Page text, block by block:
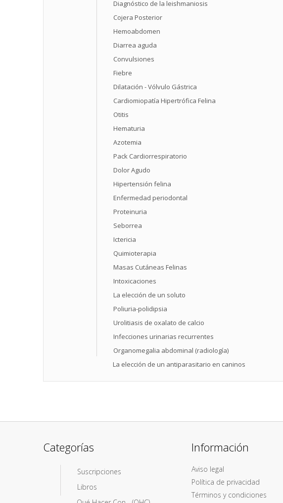
Diagnóstico de la leishmaniosis
Cojera Posterior
Hemoabdomen
Diarrea aguda
Convulsiones
Fiebre
Dilatación - Vólvulo Gástrica
Cardiomiopatía Hipertrófica Felina
Otitis
Hematuria
Azotemia
Pack Cardiorrespiratorio
Dolor Agudo
Hipertensión felina
Enfermedad periodontal
Proteinuria
Seborrea
Ictericia
Quimioterapia
Masas Cutáneas Felinas
Intoxicaciones
La elección de un soluto
Poliuria-polidipsia
Urolitiasis de oxalato de calcio
Infecciones urinarias recurrentes
Organomegalia abdominal (radiología)
La elección de un antiparasitario en caninos
Categorías
Suscripciones
Libros
Información
Aviso legal
Política de privacidad
Términos y condiciones